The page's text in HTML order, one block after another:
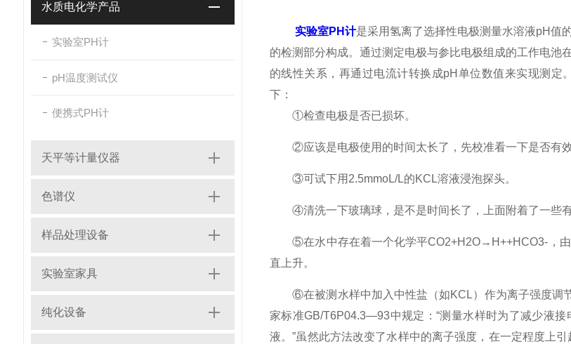
水质电化学产品
实验室PH计
pH温度测试仪
便携式PH计
天平等计量仪器
色谱仪
样品处理设备
实验室家具
纯化设备
实验室PH计是采用氢离了选择性电极测量水溶液pH值
的检测部分构成。通过测定电极与参比电极组成的工作电池
的线性关系，再通过电流计转换成pH单位数值来实现测
下：
①检查电极是否已损坏。
②应该是电极使用的时间太长了，先校准看一下是否有效
③可试下用2.5mmoL/L的KCL溶液浸泡探头。
④清洗一下玻璃球，是不是时间长了，上面附着了一些有
⑤在水中存在着一个化学平CO2+H2O→H++HCO3-，由
直上升。
⑥在被测水样中加入中性盐（如KCL）作为离子强度调节
家标准GB/T6P04.3—93中规定：“测量水样时为了减少液
液。”虽然此方法改变了水样中的离子强度，在一定程度上